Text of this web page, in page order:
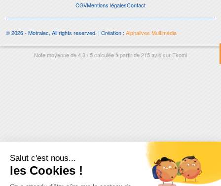
CGVMentions légalesContact
© 2026 - Motralec, All rights reserved. | Création : Alphalives Multimédia
Note moyenne de4.8/5calculée à partir de215avis sur Ekomi